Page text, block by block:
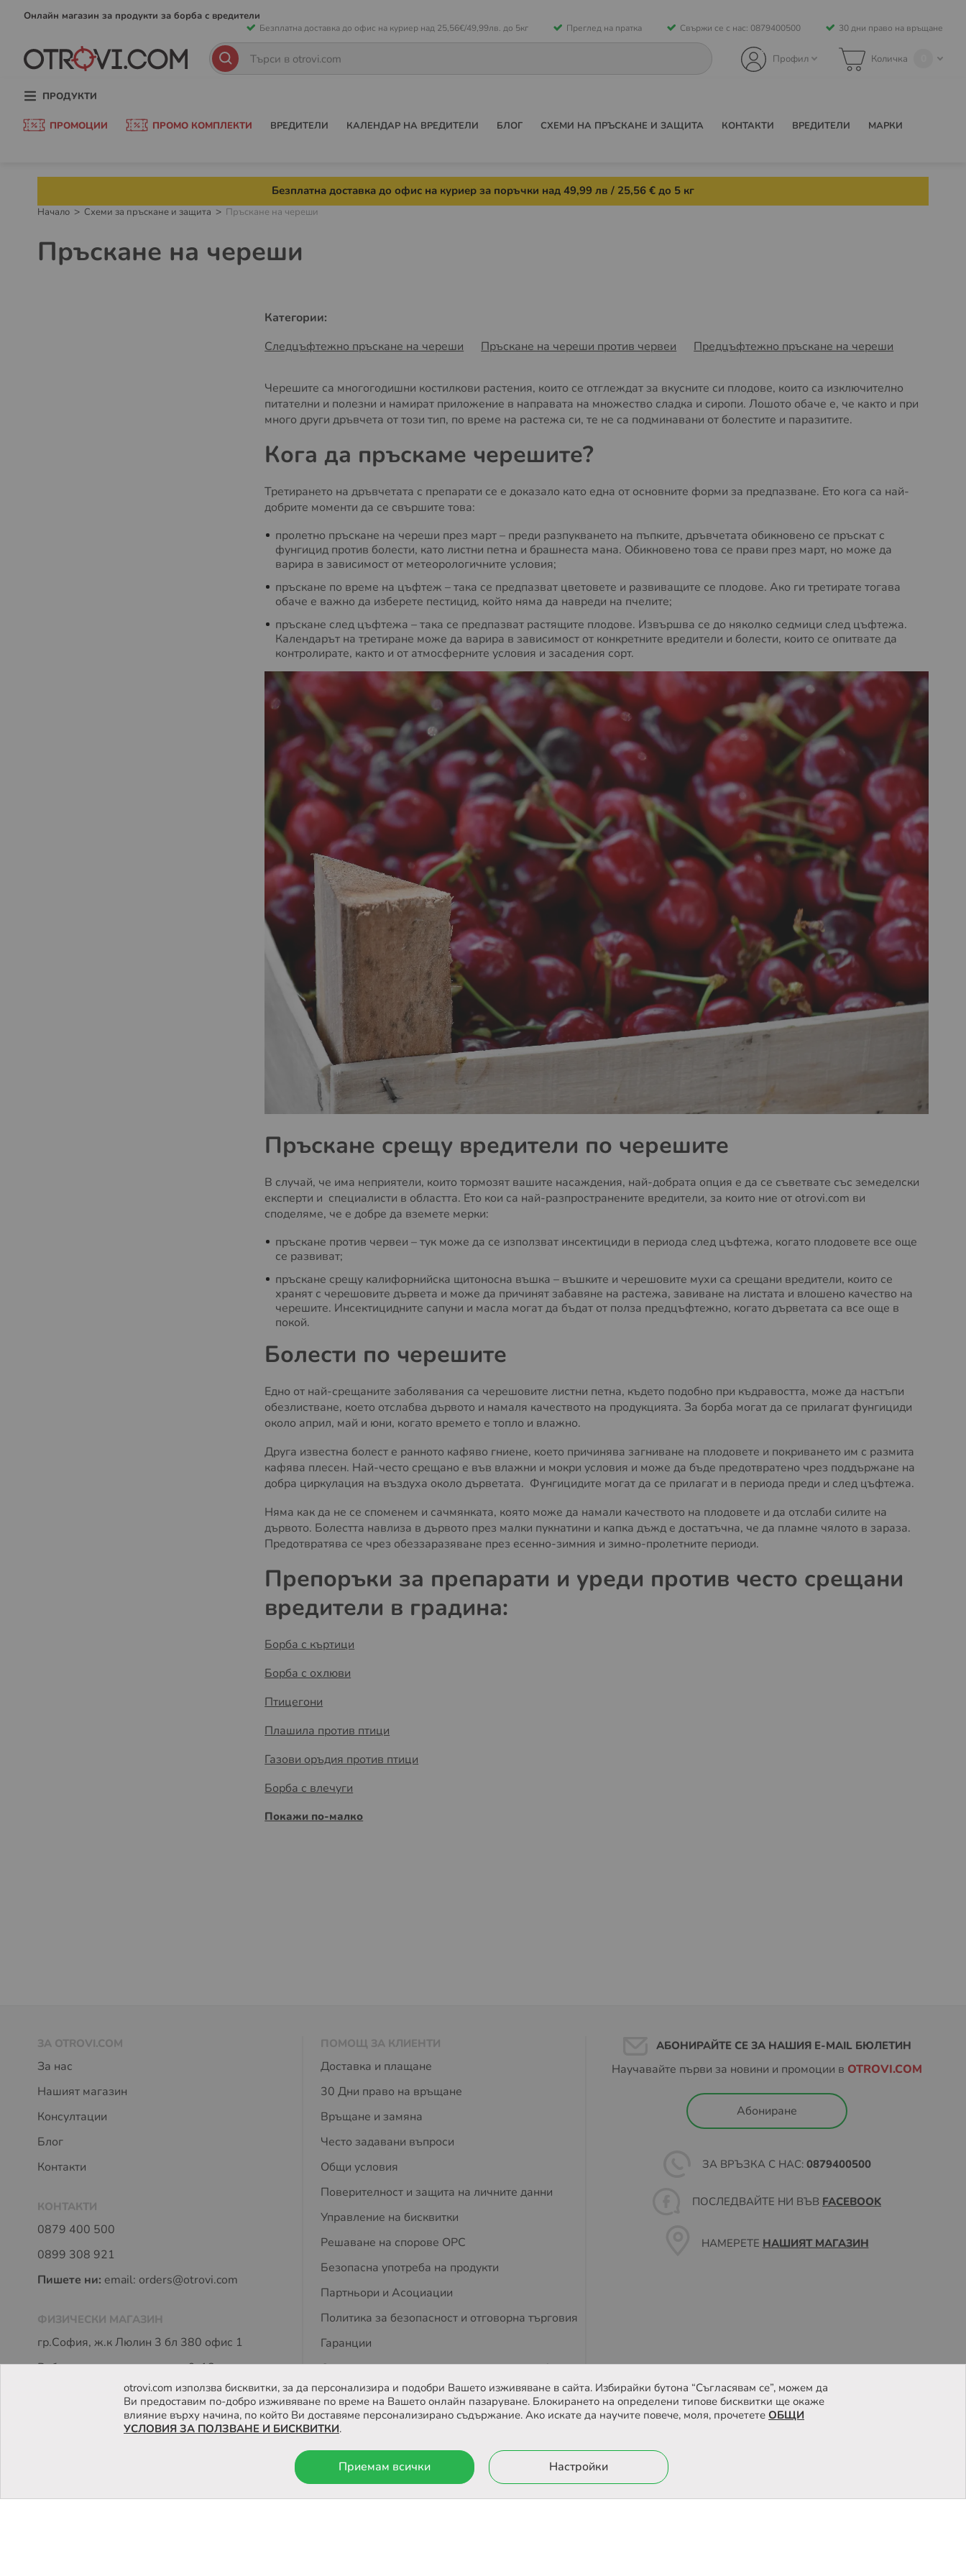
Онлайн магазин за продукти за борба с вредители
Безплатна доставка до офис на куриер над 25,56€/49,99лв. до 5кг Преглед на пратка Свържи се с нас: 0879400500 30 дни право на връщане
към
съдържанието
Количка
Профил
ТърсенеТърсене
ПРОДУКТИ
ПРОМОЦИИ ПРОМО КОМПЛЕКТИ ВРЕДИТЕЛИ КАЛЕНДАР НА ВРЕДИТЕЛИ БЛОГ СХЕМИ НА ПРЪСКАНЕ И ЗАЩИТА КОНТАКТИ ВРЕДИТЕЛИ МАРКИ
Безплатна доставка до офис на куриер за поръчки над 49,99 лв / 25,56 € до 5 кг
Начало Схеми за пръскане и защита Пръскане на череши
Пръскане на череши
Категории:
Следцъфтежно пръскане на череши
Пръскане на череши против червеи Предцъфтежно пръскане на череши
Черешите са многогодишни костилкови растения, които се отглеждат за вкусните си плодове, които са изключително
питателни и полезни и намират приложение в направата на множество сладка и сиропи. Лошото обаче е, че както и при
много други дръвчета от този тип, по време на растежа си, те не са подминавани от болестите и паразитите.
Кога да пръскаме черешите?
Третирането на дръвчетата с препарати се е доказало като една от основните форми за предпазване. Ето кога са най-
добрите моменти да се свършите това:
пролетно пръскане на череши през март – преди разпукването на пъпките, дръвчетата обикновено се пръскат с
фунгицид против болести, като листни петна и брашнеста мана. Обикновено това се прави през март, но може да
варира в зависимост от метеорологичните условия;
пръскане по време на цъфтеж – така се предпазват цветовете и развиващите се плодове. Ако ги третирате тогава
обаче е важно да изберете пестицид, който няма да навреди на пчелите;
пръскане след цъфтежа – така се предпазват растящите плодове. Извършва се до няколко седмици след цъфтежа.
Календарът на третиране може да варира в зависимост от конкретните вредители и болести, които се опитвате да
контролирате, както и от атмосферните условия и засадения сорт.
Пръскане срещу вредители по черешите
В случай, че има неприятели, които тормозят вашите насаждения, най-добрата опция е да се съветвате със земеделски
експерти и специалисти в областта. Ето кои са най-разпространените вредители, за които ние от otrovi.com ви
споделяме, че е добре да вземете мерки:
пръскане против червеи – тук може да се използват инсектициди в периода след цъфтежа, когато плодовете все още
се развиват;
пръскане срещу калифорнийска щитоносна въшка – въшките и черешовите мухи са срещани вредители, които се
хранят с черешовите дървета и може да причинят забавяне на растежа, завиване на листата и влошено качество на
черешите. Инсектицидните сапуни и масла могат да бъдат от полза предцъфтежно, когато дърветата са все още в
покой.
Болести по черешите
Едно от най-срещаните заболявания са черешовите листни петна, където подобно при къдравостта, може да настъпи
обезлистване, което отслабва дървото и намаля качеството на продукцията. За борба могат да се прилагат фунгициди
около април, май и юни, когато времето е топло и влажно.
Друга известна болест е ранното кафяво гниене, което причинява загниване на плодовете и покриването им с размита
кафява плесен. Най-често срещано е във влажни и мокри условия и може да бъде предотвратено чрез поддържане на
добра циркулация на въздуха около дърветата. Фунгицидите могат да се прилагат и в периода преди и след цъфтежа.
Няма как да не се споменем и сачмянката, която може да намали качеството на плодовете и да отслаби силите на
дървото. Болестта навлиза в дървото през малки пукнатини и капка дъжд е достатъчна, че да пламне чялото в зараза.
Предотвратява се чрез обеззаразяване през есенно-зимния и зимно-пролетните периоди.
Препоръки за препарати и уреди против често срещани
вредители в градина:
Борба с къртици
Борба с охлюви
Птицегони
Плашила против птици
Газови оръдия против птици
Борба с влечуги
Покажи по-малко
ЗА OTROVI.COM
За нас
Нашият магазин
Консултации
Блог
Контакти
КОНТАКТИ
0879 400 500
0899 308 921
Пишете ни: email: orders@otrovi.com
ФИЗИЧЕСКИ МАГАЗИН
гр.София, ж.к Люлин 3 бл 380 офис 1
Работно време: пон - петък 9-18 часа
ПОМОЩ ЗА КЛИЕНТИ
Доставка и плащане
30 Дни право на връщане
Връщане и замяна
Често задавани въпроси
Общи условия
Поверителност и защита на личните данни
Управление на бисквитки
Решаване на спорове OPC
Безопасна употреба на продукти
Партньори и Асоциации
Политика за безопасност и отговорна търговия
Гаранции
Съвети за защита на деца и домашни любимци
Отзиви
АБОНИРАЙТЕ СЕ ЗА НАШИЯ E-MAIL БЮЛЕТИН
Научавайте първи за новини и промоции в OTROVI.COM
Абониране
ЗА ВРЪЗКА С НАС: 0879400500
ПОСЛЕДВАЙТЕ НИ ВЪВ FACEBOOK
НАМЕРЕТЕ НАШИЯТ МАГАЗИН
Карта на сайта Онлайн магазин от
otrovi.com използва бисквитки, за да персонализира и подобри Вашето изживяване в сайта. Избирайки бутона “Съгласявам се”, можем да
Ви предоставим по-добро изживяване по време на Вашето онлайн пазаруване. Блокирането на определени типове бисквитки ще окаже
влияние върху начина, по който Ви доставяме персонализирано съдържание. Ако искате да научите повече, моля, прочетете ОБЩИ
УСЛОВИЯ ЗА ПОЛЗВАНЕ И БИСКВИТКИ.
Приемам всички Настройки